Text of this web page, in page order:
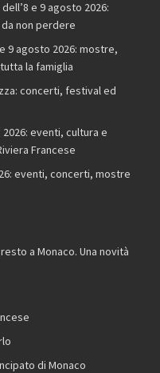
e 9 agosto 2026:
non perdere
9 agosto 2026: mostre,
la famiglia
concerti, festival ed
eventi, cultura e
Francese
eventi, concerti, mostre
a Monaco. Una novità
di Monaco